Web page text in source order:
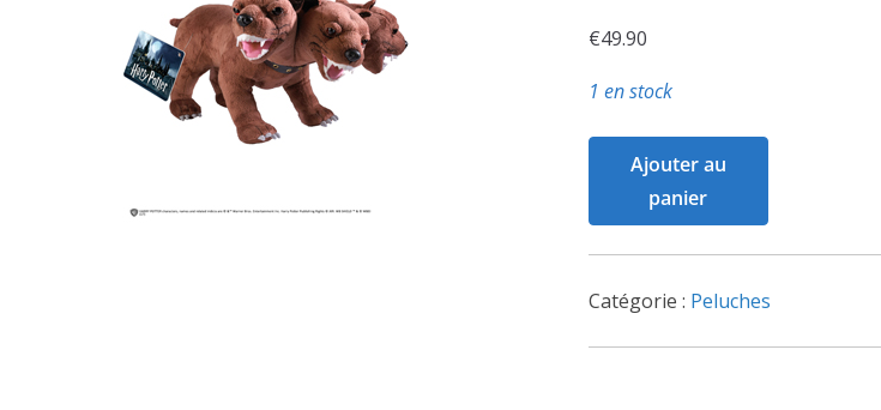
€49.90
1 en stock
quantité
Peluche
Touffu
Ajouter au
panier
Catégorie : Peluches